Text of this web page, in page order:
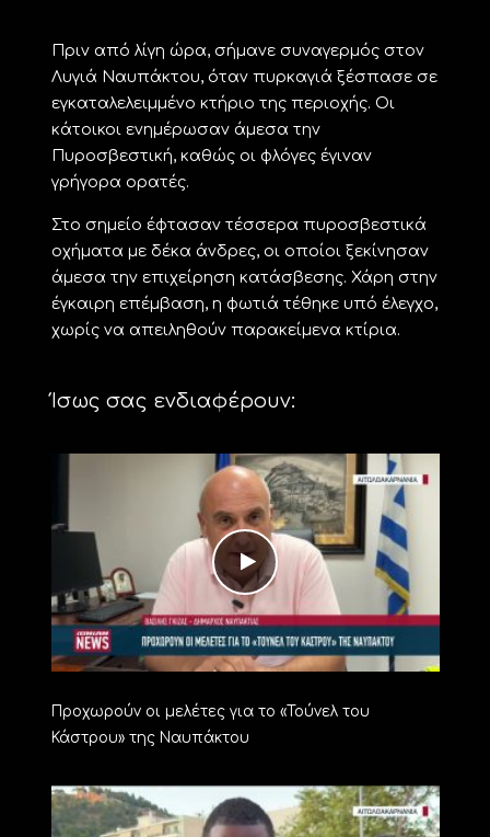
Πριν από λίγη ώρα, σήμανε συναγερμός στον
Λυγιά Ναυπάκτου, όταν πυρκαγιά ξέσπασε σε
εγκαταλελειμμένο κτήριο της περιοχής. Οι
κάτοικοι ενημέρωσαν άμεσα την
Πυροσβεστική, καθώς οι φλόγες έγιναν
γρήγορα ορατές.
Στο σημείο έφτασαν τέσσερα πυροσβεστικά
οχήματα με δέκα άνδρες, οι οποίοι ξεκίνησαν
άμεσα την επιχείρηση κατάσβεσης. Χάρη στην
έγκαιρη επέμβαση, η φωτιά τέθηκε υπό έλεγχο,
χωρίς να απειληθούν παρακείμενα κτίρια.
Ίσως σας ενδιαφέρουν:
Προχωρούν οι μελέτες για το «Τούνελ του
Κάστρου» της Ναυπάκτου